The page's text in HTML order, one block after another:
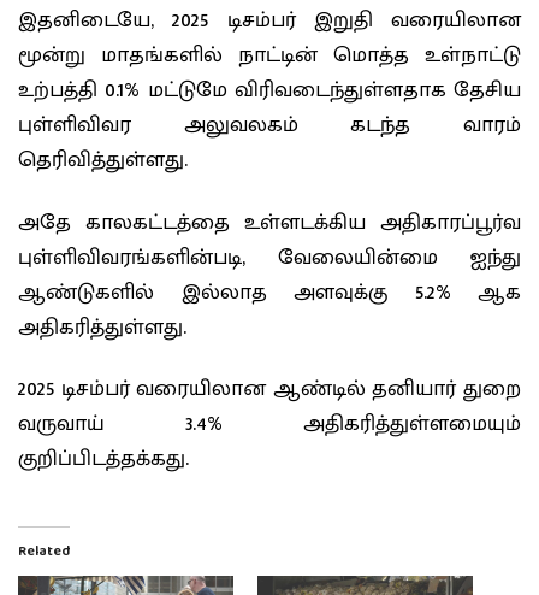
இதனிடையே, 2025 டிசம்பர் இறுதி வரையிலான
மூன்று மாதங்களில் நாட்டின் மொத்த உள்நாட்டு
உற்பத்தி 0.1% மட்டுமே விரிவடைந்துள்ளதாக தேசிய
புள்ளிவிவர அலுவலகம் கடந்த வாரம்
தெரிவித்துள்ளது.
அதே காலகட்டத்தை உள்ளடக்கிய அதிகாரப்பூர்வ
புள்ளிவிவரங்களின்படி, வேலையின்மை ஐந்து
ஆண்டுகளில் இல்லாத அளவுக்கு 5.2% ஆக
அதிகரித்துள்ளது.
2025 டிசம்பர் வரையிலான ஆண்டில் தனியார் துறை
வருவாய் 3.4% அதிகரித்துள்ளமையும்
குறிப்பிடத்தக்கது.
Related